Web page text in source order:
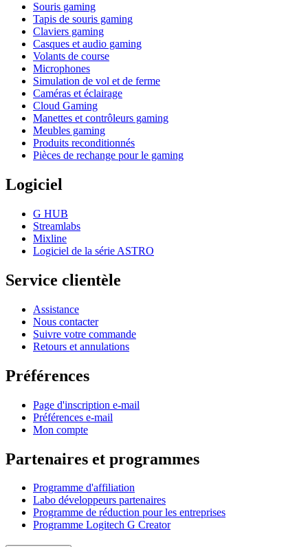
Souris gaming
Tapis de souris gaming
Claviers gaming
Casques et audio gaming
Volants de course
Microphones
Simulation de vol et de ferme
Caméras et éclairage
Cloud Gaming
Manettes et contrôleurs gaming
Meubles gaming
Produits reconditionnés
Pièces de rechange pour le gaming
Logiciel
G HUB
Streamlabs
Mixline
Logiciel de la série ASTRO
Service clientèle
Assistance
Nous contacter
Suivre votre commande
Retours et annulations
Préférences
Page d'inscription e-mail
Préférences e-mail
Mon compte
Partenaires et programmes
Programme d'affiliation
Labo développeurs partenaires
Programme de réduction pour les entreprises
Programme Logitech G Creator